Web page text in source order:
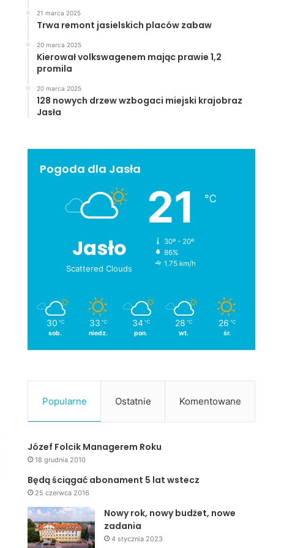
21 marca 2025
Trwa remont jasielskich placów zabaw
20 marca 2025
Kierował volkswagenem mając prawie 1,2
promila
20 marca 2025
128 nowych drzew wzbogaci miejski krajobraz
Jasła
Pogoda dla Jasła
Jasło
Scattered Clouds
21 ℃
30º - 20º
86%
1.75 km/h
30 ℃
sob.
33 ℃
niedz.
34 ℃
pon.
28 ℃
wt.
26 ℃
śr.
Popularne Ostatnie Komentowane
Józef Folcik Managerem Roku
18 grudnia 2010
Będą ściągać abonament 5 lat wstecz
25 czerwca 2016
Nowy rok, nowy budżet, nowe
zadania
4 stycznia 2023